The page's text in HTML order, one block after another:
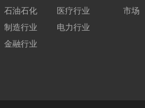
石油石化
医疗行业
制造行业
电力行业
金融行业
市场